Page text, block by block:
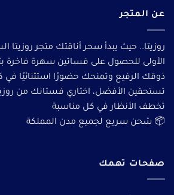
عن المتجر
روزيتا.. حيث يبدأ سحر أناقتك متجر روزيتا
الأولى للحصول على فساتين سهرة فاخرة
ذوقك الرفيع وتمنحك حضورًا استثنائيًا في
تستحقين الأفضل، اختاري فستانك من
تخطف الأنظار في كل مناسبة
📦 شحن سريع لجميع مدن المملكة
صفحات تهمك